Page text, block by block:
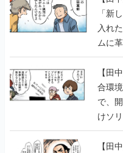
「新
入れ
ムに
のい
【田
合環
で、
けソ
に行
【田